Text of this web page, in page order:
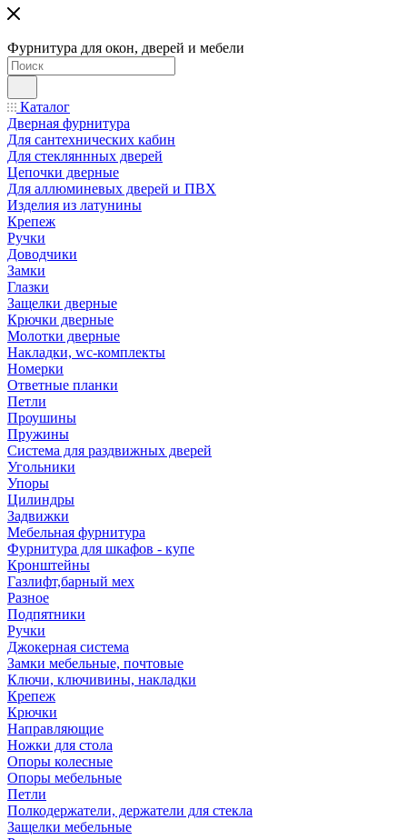
Фурнитура для окон, дверей и мебели
Каталог
Дверная фурнитура
Для сантехнических кабин
Для стекляннных дверей
Цепочки дверные
Для аллюминевых дверей и ПВХ
Изделия из латунины
Крепеж
Ручки
Доводчики
Замки
Глазки
Защелки дверные
Крючки дверные
Молотки дверные
Накладки, wc-комплекты
Номерки
Ответные планки
Петли
Проушины
Пружины
Система для раздвижных дверей
Угольники
Упоры
Цилиндры
Задвижки
Мебельная фурнитура
Фурнитура для шкафов - купе
Кронштейны
Газлифт,барный мех
Разное
Подпятники
Ручки
Джокерная система
Замки мебельные, почтовые
Ключи, ключивины, накладки
Крепеж
Крючки
Направляющие
Ножки для стола
Опоры колесные
Опоры мебельные
Петли
Полкодержатели, держатели для стекла
Защелки мебельные